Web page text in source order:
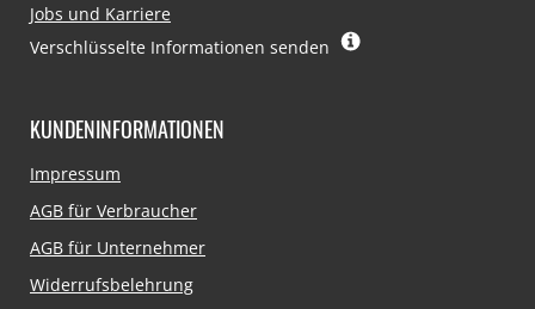
Jobs und Karriere
Verschlüsselte Informationen senden
KUNDENINFORMATIONEN
Navigation
Impressum
AGB für Verbraucher
AGB für Unternehmer
Widerrufsbelehrung